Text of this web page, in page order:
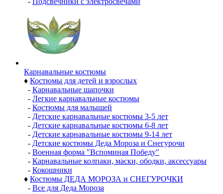
Карнавальные костюмы
♦ Костюмы для детей и взрослых
- Карнавальные шапочки
- Легкие карнавальные костюмы
- Костюмы для малышей
- Детские карнавальные костюмы 3-5 лет
- Детские карнавальные костюмы 6-8 лет
- Детские карнавальные костюмы 9-14 лет
- Детские костюмы Деда Мороза и Снегурочи
- Военная форма "Вспоминая Победу"
- Карнавальные колпаки, маски, ободки, аксессуары
- Кокошники
♦ Костюмы ДЕДА МОРОЗА и СНЕГУРОЧКИ
- Все для Деда Мороза